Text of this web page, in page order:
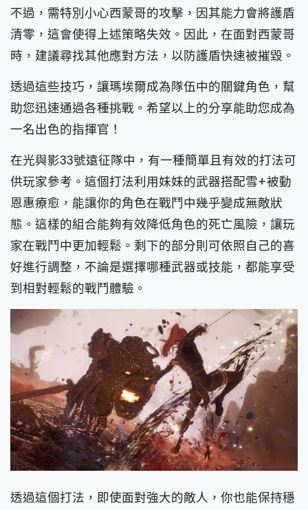
不過，需特別小心西蒙哥的攻擊，因其能力會將護盾
清零，這會使得上述策略失效。因此，在面對西蒙哥
時，建議尋找其他應對方法，以防護盾快速被摧毀。
透過這些技巧，讓瑪埃爾成為隊伍中的關鍵角色，幫
助您迅速通過各種挑戰。希望以上的分享能助您成為
一名出色的指揮官！
在光與影33號遠征隊中，有一種簡單且有效的打法可
供玩家參考。這個打法利用妹妹的武器搭配雪+被動
恩惠療愈，能讓你的角色在戰鬥中幾乎變成無敵狀
態。這樣的組合能夠有效降低角色的死亡風險，讓玩
家在戰鬥中更加輕鬆。剩下的部分則可依照自己的喜
好進行調整，不論是選擇哪種武器或技能，都能享受
到相對輕鬆的戰鬥體驗。
透過這個打法，即使面對強大的敵人，你也能保持穩